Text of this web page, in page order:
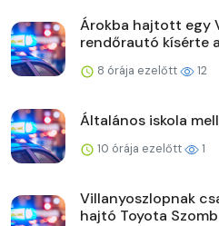
Árokba hajtott egy
rendőrautó kísérte
8 órája ezelőtt 12
Általános iskola
10 órája ezelőtt 1
Villanyoszlopnak
hajtó Toyota